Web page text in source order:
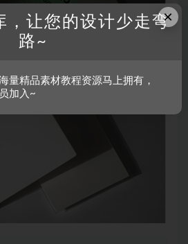
×
，让您的设计少走弯
路~
量精品素材教程资源马上拥有，
加入~